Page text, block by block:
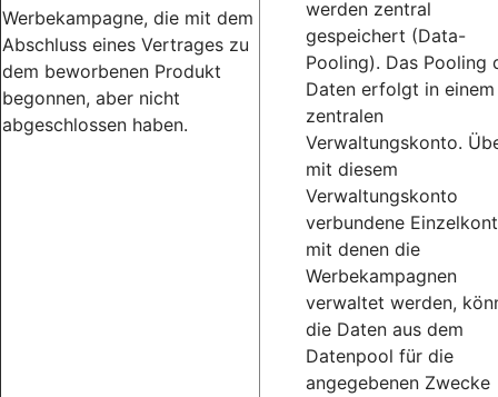
Werbekampagne, die mit dem
Abschluss eines Vertrages zu
dem beworbenen Produkt
begonnen, aber nicht
abgeschlossen haben.
werden zentral
gespeichert (Data-
Pooling). Das Pooling
Daten erfolgt in einem
zentralen
Verwaltungskonto.
mit diesem
Verwaltungskonto
verbundene
mit denen die
Werbekampagnen
verwaltet werden,
die Daten aus dem
Datenpool für die
angegebenen Zwecke